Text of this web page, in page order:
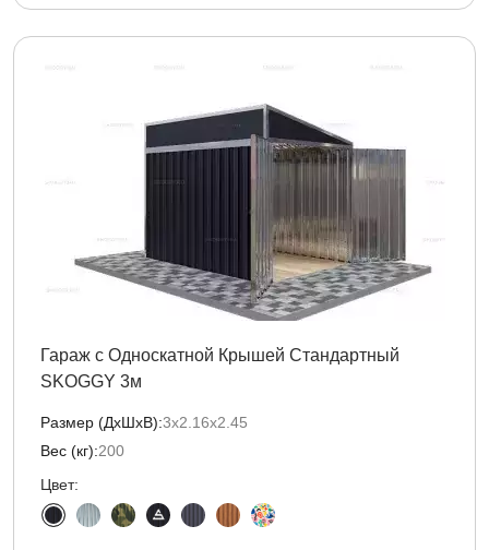
Гараж с Односкатной Крышей Стандартный
SKOGGY 3м
Размер (ДxШxВ):3х2.16х2.45
Вес (кг):200
Цвет: